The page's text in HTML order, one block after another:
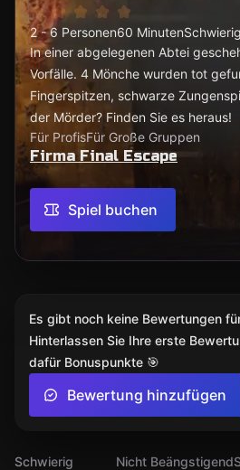
2 - 6 Personen60 MinutenSchwierig
In einer abgelegenen Abtei
Vorfälle. 4 Mönche wurden tot
Fingerspitzen, schwarze
der Mörder? Finden Sie es heraus!
Für ProfisFür Große Gruppen
Firma Final Escape
Spiel buchen
Schwierig
Nicht Beängstigend
Es gibt noch keine Bewertungen
Hinterlassen Sie Ihre erste
dafür Bonuspunkte 🎯
Bewertung hinzufügen